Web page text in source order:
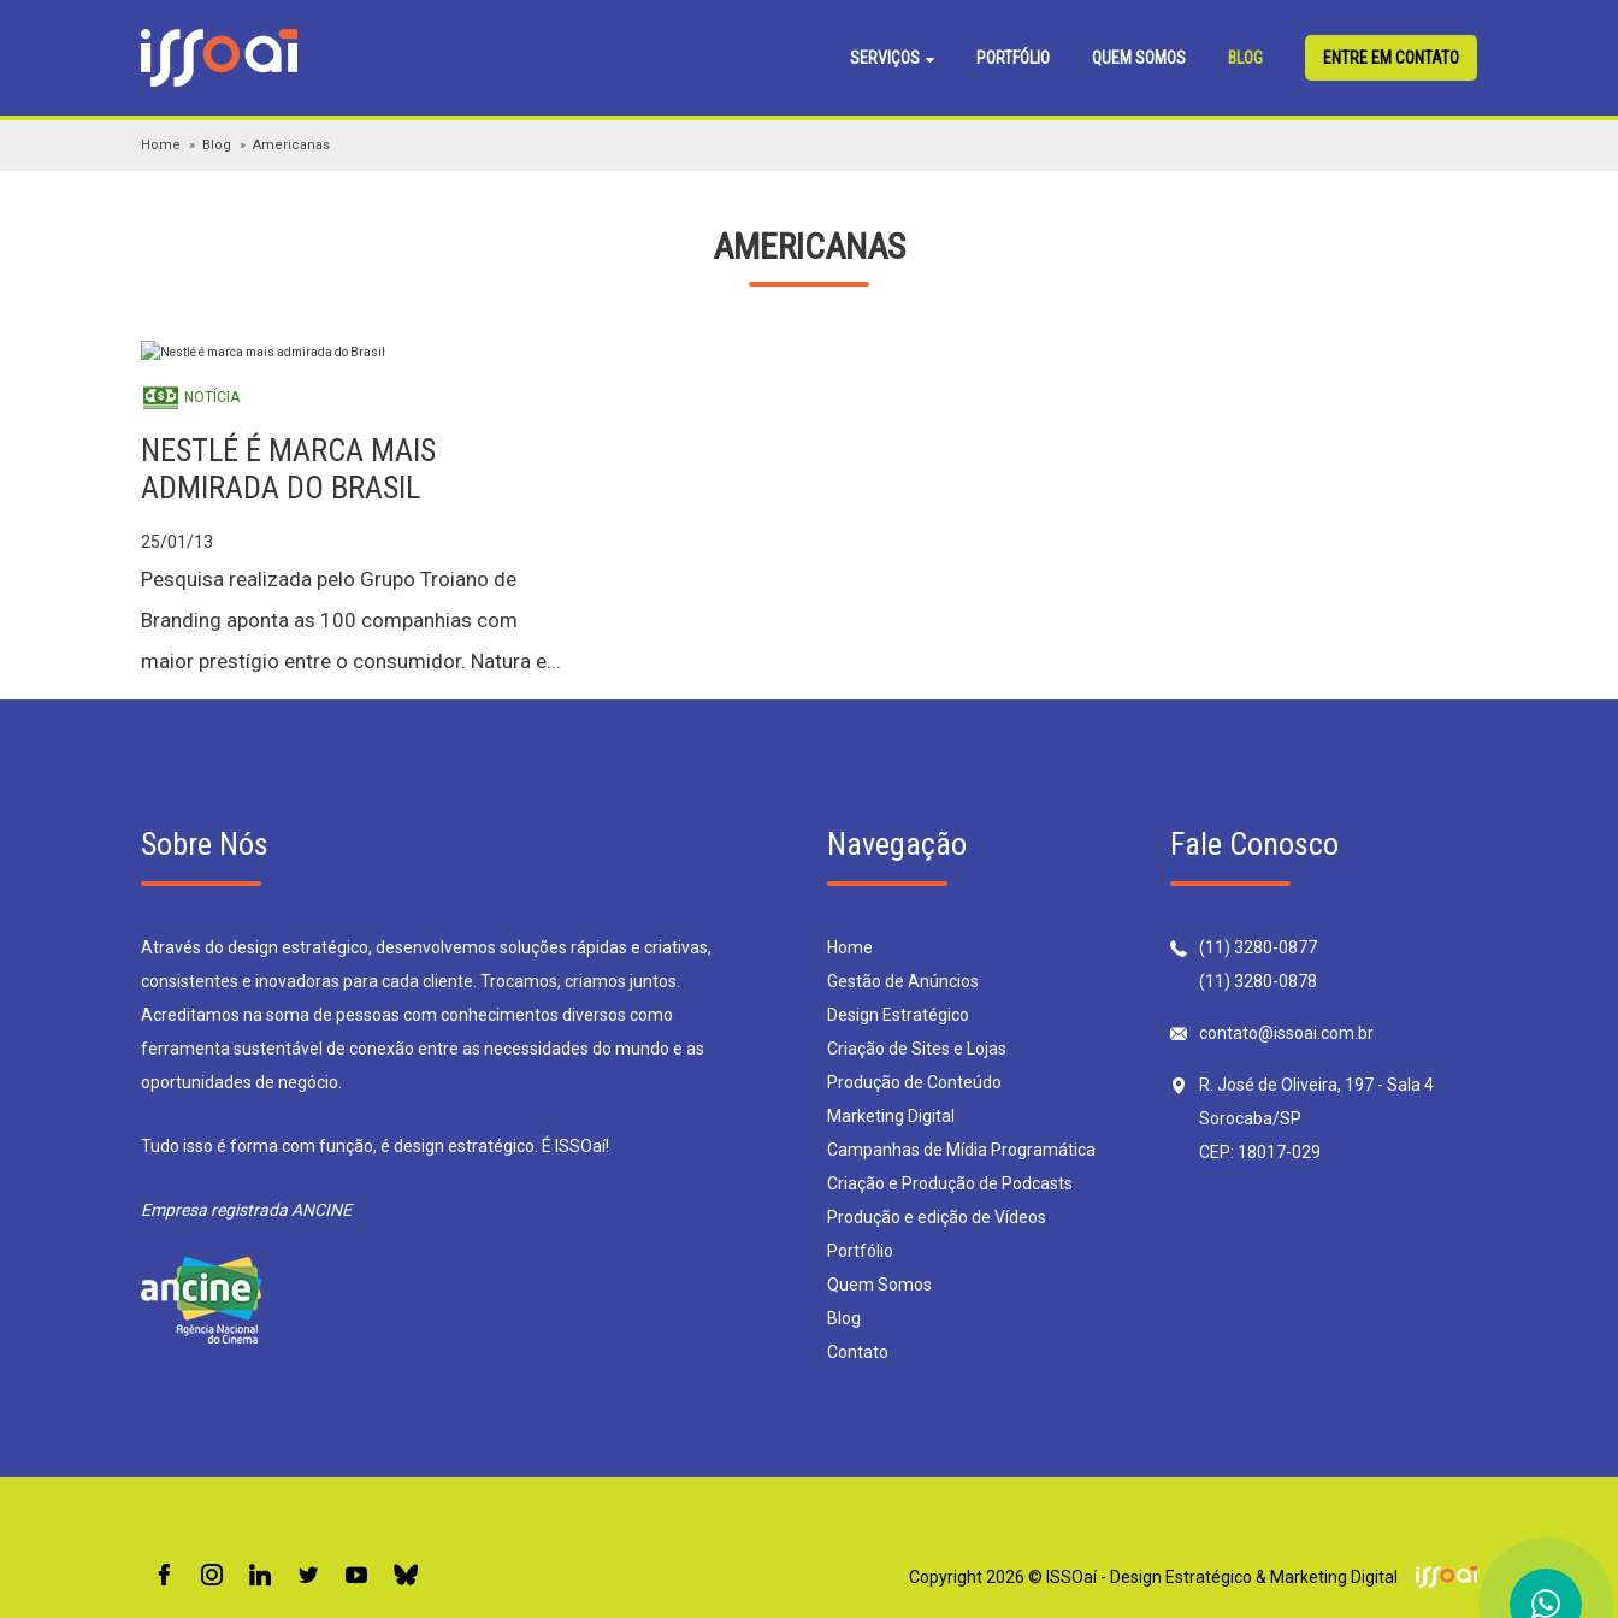
SERVIÇOS PORTFÓLIO QUEM SOMOS BLOG ENTRE EM CONTATO
Home Blog Americanas
AMERICANAS
NOTÍCIA
NESTLÉ É MARCA MAIS
ADMIRADA DO BRASIL
25/01/13
Pesquisa realizada pelo Grupo Troiano de
Branding aponta as 100 companhias com
maior prestígio entre o consumidor. Natura e...
Sobre Nós
Através do design estratégico, desenvolvemos soluções rápidas e criativas,
consistentes e inovadoras para cada cliente. Trocamos, criamos juntos.
Acreditamos na soma de pessoas com conhecimentos diversos como
ferramenta sustentável de conexão entre as necessidades do mundo e as
oportunidades de negócio.
Tudo isso é forma com função, é design estratégico. É ISSOaí!
Empresa registrada ANCINE
Navegação
Home
Gestão de Anúncios
Design Estratégico
Criação de Sites e Lojas
Produção de Conteúdo
Marketing Digital
Campanhas de Mídia Programática
Criação e Produção de Podcasts
Produção e edição de Vídeos
Portfólio
Quem Somos
Blog
Contato
Fale Conosco
(11) 3280-0877
(11) 3280-0878
contato@issoai.com.br
R. José de Oliveira, 197 - Sala 4
Sorocaba/SP
CEP: 18017-029
Copyright 2026 © ISSOaí - Design Estratégico & Marketing Digital